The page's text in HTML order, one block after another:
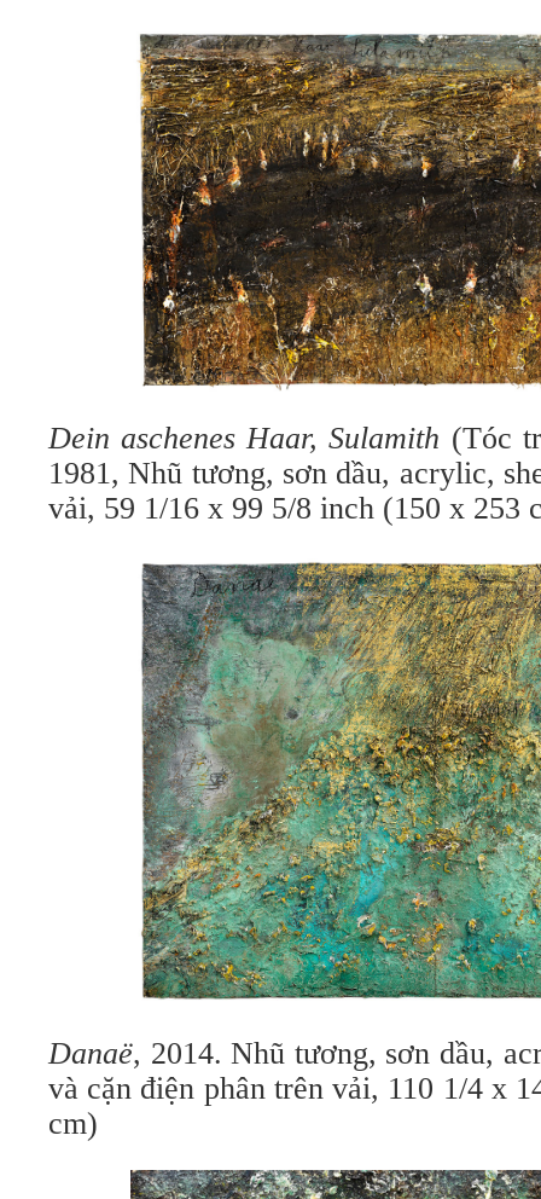
Dein aschenes Haar, Sulamith (Tóc
1981, Nhũ tương, sơn dầu, acrylic,
vải, 59 1/16 x 99 5/8 inch (150 x 253
Danaë, 2014. Nhũ tương, sơn dầu,
và cặn điện phân trên vải, 110 1/4 x
cm)